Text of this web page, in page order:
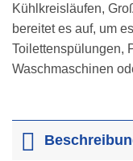
Kühlkreisläufen,
bereitet es auf, um
Toilettenspülungen,
Waschmaschinen